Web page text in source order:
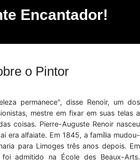
Encantador!
o Pintor
permanece", disse Renoir, um dos
mestre em fixar em suas telas a
coisas. Pierre-Auguste Renoir nasceu
era alfaiate. Em 1845, a família mudou-
para Limoges três anos depois. Em
admitido na École des Beaux-Arts.